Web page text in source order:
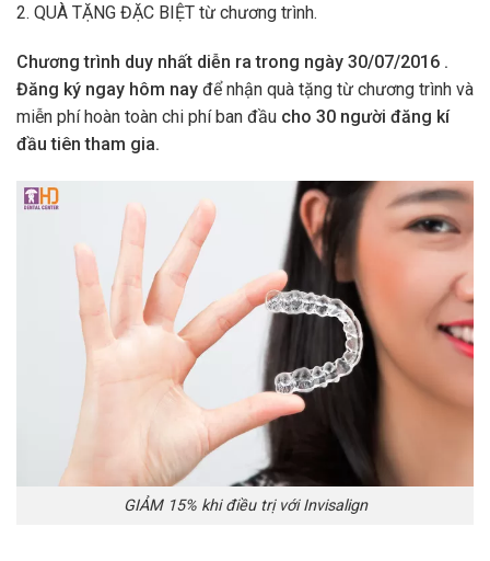
2. QUÀ TẶNG ĐẶC BIỆT từ chương trình.
Chương trình duy nhất diễn ra trong ngày 30/07/2016 .
Đăng ký ngay hôm nay để nhận quà tặng từ chương trình và
miễn phí hoàn toàn chi phí ban đầu cho 30 người đăng kí
đầu tiên tham gia.
GIẢM 15% khi điều trị với Invisalign